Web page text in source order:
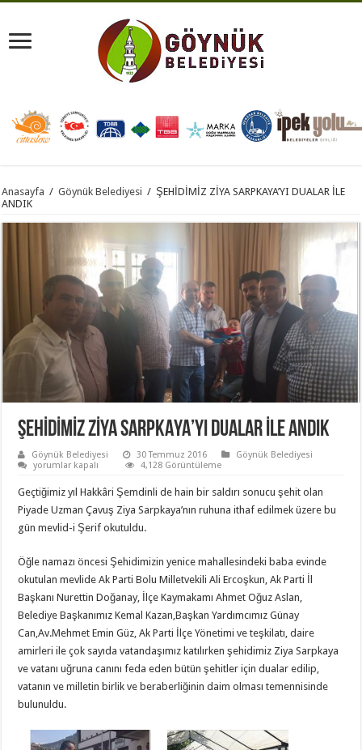
Anasayfa / Göynük Belediyesi / ŞEHİDİMİZ ZİYA SARPKAYA’YI DUALAR İLE
ANDIK
ŞEHİDİMİZ ZİYA SARPKAYA’YI DUALAR İLE ANDIK
Göynük Belediyesi 30 Temmuz 2016
Göynük Belediyesi
ŞEHİDİMİZ
SARPKAYA’YI
DUALAR
İLE
için
yorumlar kapalı 4,128 Görüntüleme
Geçtiğimiz yıl Hakkâri Şemdinli de hain bir saldırı sonucu şehit olan
Piyade Uzman Çavuş Ziya Sarpkaya’nın ruhuna ithaf edilmek üzere bu
gün mevlid-i Şerif okutuldu.
Öğle namazı öncesi Şehidimizin yenice mahallesindeki baba evinde
okutulan mevlide Ak Parti Bolu Milletvekili Ali Ercoşkun, Ak Parti İl
Başkanı Nurettin Doğanay, İlçe Kaymakamı Ahmet Oğuz Aslan,
Belediye Başkanımız Kemal Kazan,Başkan Yardımcımız Günay
Can,Av.Mehmet Emin Güz, Ak Parti İlçe Yönetimi ve teşkilatı, daire
amirleri ile çok sayıda vatandaşımız katılırken şehidimiz Ziya Sarpkaya
ve vatanı uğruna canını feda eden bütün şehitler için dualar edilip,
vatanın ve milletin birlik ve beraberliğinin daim olması temennisinde
bulunuldu.